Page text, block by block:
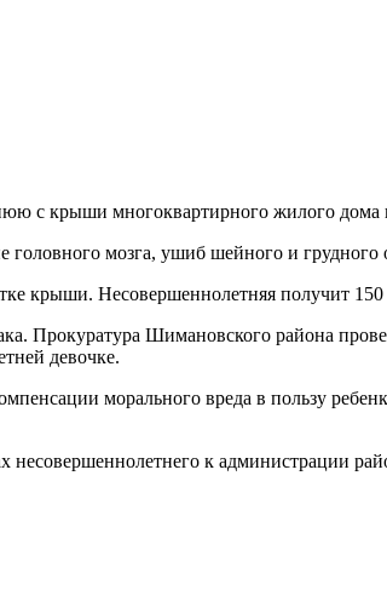
с крыши многоквартирного жилого дома
головного мозга, ушиб шейного и грудного
крыши. Несовершеннолетняя получит 150
Прокуратура Шимановского района
девочке.
морального вреда в пользу
несовершеннолетнего к администрации